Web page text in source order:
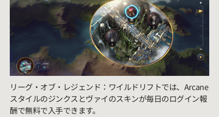
リーグ・オブ・レジェンド：ワイルドリフトでは、Arcane
スタイルのジンクスとヴァイのスキンが毎日のログイン報
酬で無料で入手できます。